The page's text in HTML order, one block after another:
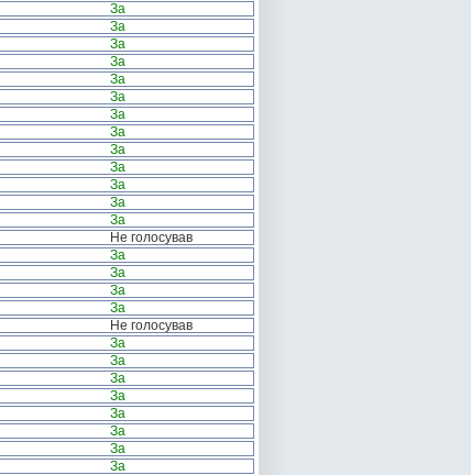
За
За
За
За
За
За
За
За
За
За
За
За
За
Не голосував
За
За
За
За
Не голосував
За
За
За
За
За
За
За
За